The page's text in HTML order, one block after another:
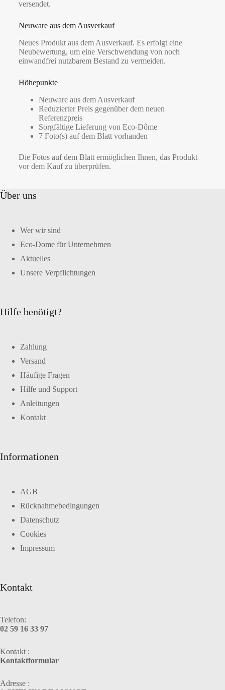
versendet.
Neuware aus dem Ausverkauf
Neues Produkt aus dem Ausverkauf. Es erfolgt eine
Neubewertung, um eine Verschwendung von noch
einwandfrei nutzbarem Bestand zu vermeiden.
Höhepunkte
Neuware aus dem Ausverkauf
Reduzierter Preis gegenüber dem neuen
Referenzpreis
Sorgfältige Lieferung von Eco-Dôme
7 Foto(s) auf dem Blatt vorhanden
Die Fotos auf dem Blatt ermöglichen Ihnen, das Produkt
vor dem Kauf zu überprüfen.
Über uns
Wer wir sind
Eco-Dome für Unternehmen
Aktuelles
Unsere Verpflichtungen
Hilfe benötigt?
Zahlung
Versand
Häufige Fragen
Hilfe und Support
Anleitungen
Kontakt
Informationen
AGB
Rücknahmebedingungen
Datenschutz
Cookies
Impressum
Kontakt
Telefon:
02 59 16 33 97
Kontakt :
Kontaktformular
Adresse :